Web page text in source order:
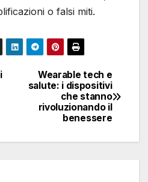
o falsi miti.
Wearable tech e
salute: i dispositivi
che stanno
rivoluzionando il
benessere